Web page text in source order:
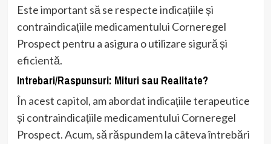
Este important să se respecte indicațiile și
contraindicațiile medicamentului Corneregel
Prospect pentru a asigura o utilizare sigură și
eficientă.
Intrebari/Raspunsuri: Mituri sau Realitate?
În acest capitol, am abordat indicațiile terapeutice
și contraindicațiile medicamentului Corneregel
Prospect. Acum, să răspundem la câteva întrebări